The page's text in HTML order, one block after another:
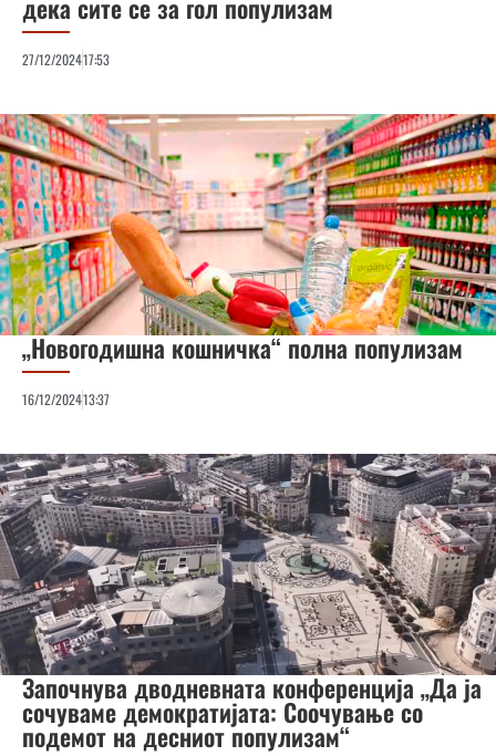
дека сите се за гол популизам
27/12/202417:53
„Новогодишна кошничка“ полна популизам
16/12/202413:37
Започнува дводневната конференција „Да ја
сочуваме демократијата: Соочување со
подемот на десниот популизам“